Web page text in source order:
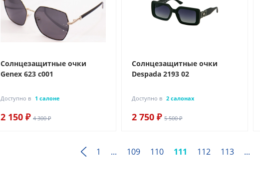
Солнцезащитные очки
Genex 623 с001
Доступно в 1 салоне
2 150 ₽ 4 300 ₽
Солнцезащитные очки
Despada 2193 02
Доступно в 2 салонах
2 750 ₽ 5 500 ₽
1 ... 109 110 111 112 113 ...